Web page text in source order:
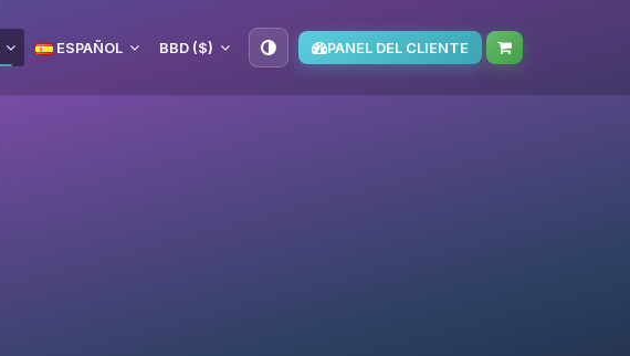
ESPAÑOL BBD ($) PANEL DEL CLIENTE